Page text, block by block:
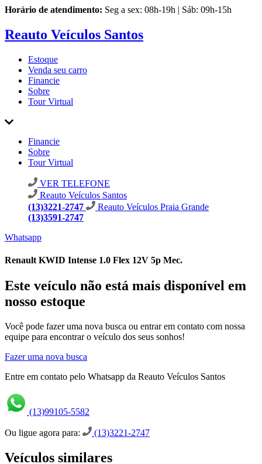
Horário de atendimento: Seg a sex: 08h-19h | Sáb: 09h-15h
Reauto Veículos Santos
Estoque
Venda seu carro
Financie
Sobre
Tour Virtual
Financie
Sobre
Tour Virtual
VER TELEFONE
Reauto Veículos Santos
(13)3221-2747
Reauto Veículos Praia Grande
(13)3591-2747
Whatsapp
Renault KWID Intense 1.0 Flex 12V 5p Mec.
Este veículo não está mais disponível em
nosso estoque
Você pode fazer uma nova busca ou entrar em contato com nossa
equipe para encontrar o veículo dos seus sonhos!
Fazer uma nova busca
Entre em contato pelo Whatsapp da Reauto Veículos Santos
(13)99105-5582
Ou ligue agora para: (13)3221-2747
Veículos similares